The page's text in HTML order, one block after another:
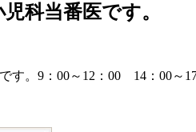
科当番医です。
す。9：00～12：00 14：00～